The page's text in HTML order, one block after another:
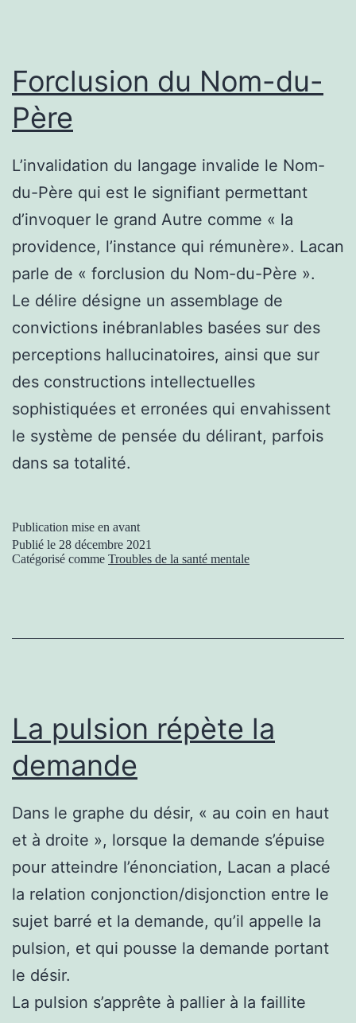
Forclusion du Nom-du-
Père
L’invalidation du langage invalide le Nom-
du-Père qui est le signifiant permettant
d’invoquer le grand Autre comme « la
providence, l’instance qui rémunère». Lacan
parle de « forclusion du Nom-du-Père ».
Le délire désigne un assemblage de
convictions inébranlables basées sur des
perceptions hallucinatoires, ainsi que sur
des constructions intellectuelles
sophistiquées et erronées qui envahissent
le système de pensée du délirant, parfois
dans sa totalité.
Publication mise en avant
Publié le 28 décembre 2021
Catégorisé comme Troubles de la santé mentale
La pulsion répète la
demande
Dans le graphe du désir, « au coin en haut
et à droite », lorsque la demande s’épuise
pour atteindre l’énonciation, Lacan a placé
la relation conjonction/disjonction entre le
sujet barré et la demande, qu’il appelle la
pulsion, et qui pousse la demande portant
le désir.
La pulsion s’apprête à pallier à la faillite